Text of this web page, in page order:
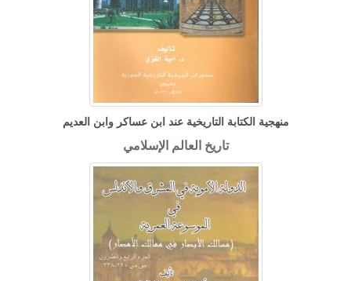
منهجية الكتابة التاريخية عند ابن عساكر وابن العديم
تاريخ العالم الإسلامي